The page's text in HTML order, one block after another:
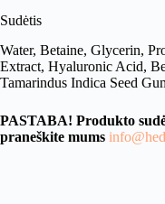
Sudėtis
Water, Betaine, Glycerin,
Extract, Hyaluronic Acid,
Tamarindus Indica Seed
PASTABA! Produkto
praneškite mums